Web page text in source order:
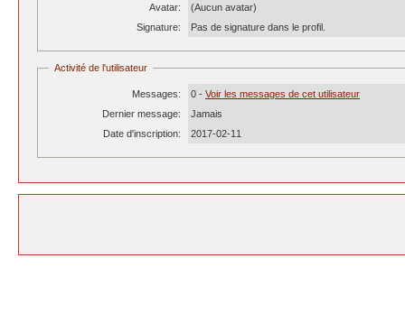
Avatar:
(Aucun avatar)
Signature:
Pas de signature dans le profil.
Activité de l'utilisateur
Messages: 0 - Voir les messages de cet utilisateur
Dernier message:
Jamais
Date d'inscription:
2017-02-11